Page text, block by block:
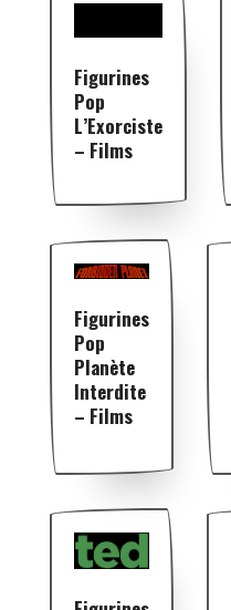
Figurines
Pop
L’Exorciste
– Films
Figurines
Pop
Planète
Interdite
– Films